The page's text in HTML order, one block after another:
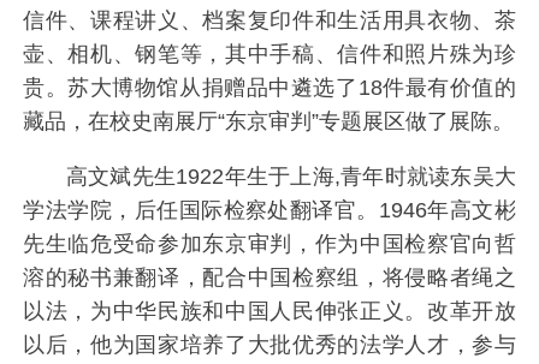
信件、课程讲义、档案复印件和生活用具衣物、茶
壶、相机、钢笔等，其中手稿、信件和照片殊为珍
贵。苏大博物馆从捐赠品中遴选了18件最有价值的
藏品，在校史南展厅“东京审判”专题展区做了展陈。
高文斌先生1922年生于上海,青年时就读东吴大
学法学院，后任国际检察处翻译官。1946年高文彬
先生临危受命参加东京审判，作为中国检察官向哲
溶的秘书兼翻译，配合中国检察组，将侵略者绳之
以法，为中华民族和中国人民伸张正义。改革开放
以后，他为国家培养了大批优秀的法学人才，参与